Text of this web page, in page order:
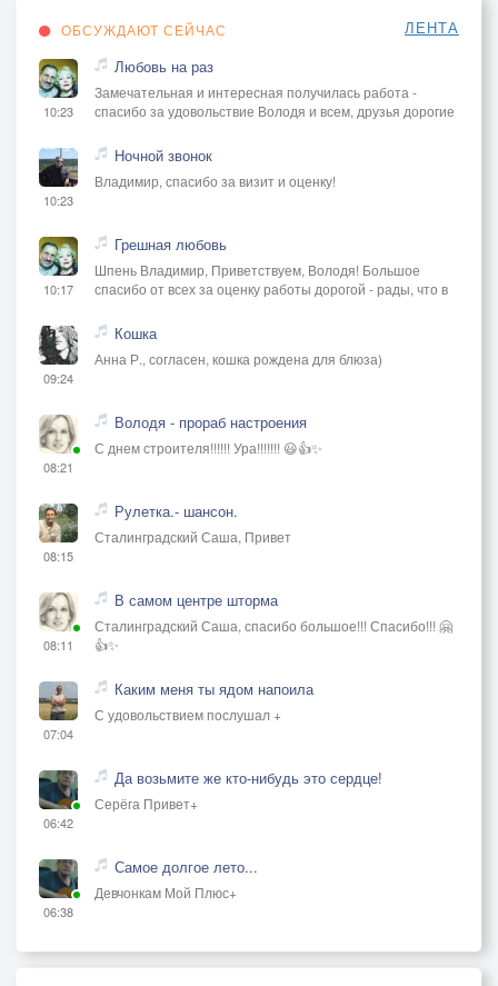
ОБСУЖДАЮТ СЕЙЧАС ЛЕНТА
10:23
Любовь на раз
Замечательная и интересная получилась работа -
спасибо за удовольствие Володя и всем, друзья дорогие
10:23
Ночной звонок
Владимир, спасибо за визит и оценку!
10:17
Грешная любовь
Шпень Владимир, Приветствуем, Володя! Большое
спасибо от всех за оценку работы дорогой - рады, что в
09:24
Кошка
Анна Р., согласен, кошка рождена для блюза)
08:21
Володя - прораб настроения
С днем строителя!!!!!! Ура!!!!!!! 😃👍✨
08:15
Рулетка.- шансон.
Сталинградский Саша, Привет
08:11
В самом центре шторма
Сталинградский Саша, спасибо большое!!! Спасибо!!! 🤗
👍✨
07:04
Каким меня ты ядом напоила
С удовольствием послушал +
06:42
Да возьмите же кто-нибудь это сердце!
Серёга Привет+
06:38
Самое долгое лето...
Девчонкам Мой Плюс+